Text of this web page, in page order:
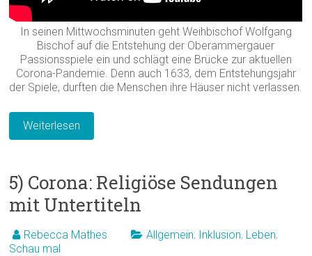
In seinen Mittwochsminuten geht Weihbischof Wolfgang
Bischof auf die Entstehung der Oberammergauer
Passionsspiele ein und schlägt eine Brücke zur aktuellen
Corona-Pandemie. Denn auch 1633, dem Entstehungsjahr
der Spiele, durften die Menschen ihre Häuser nicht verlassen.
Weiterlesen
5) Corona: Religiöse Sendungen
mit Untertiteln
Rebecca Mathes Allgemein, Inklusion, Leben,
Schau mal